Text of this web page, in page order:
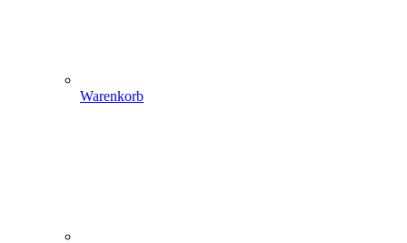
Warenkorb